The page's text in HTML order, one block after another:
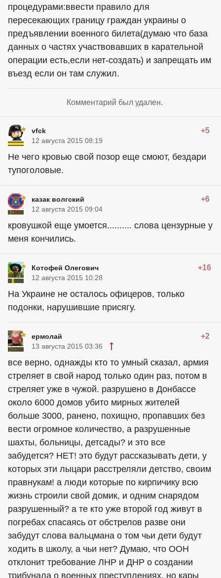
процедурами:ввести правило для
пересекающих границу граждан украины о
предъявлении военного билета(думаю что база
данных о частях участвовавших в карательной
операции есть,если нет-создать) и запрещать им
въезд если он там служил.
Комментарий был удален.
vfck +5
12 августа 2015 08:19
Не чего кровью свой позор еще смоют, бездари
тупоголовые.
казак волгский +6
12 августа 2015 09:04
кровушкой еще умоется.......... слова цензурные у
меня кончились.
Котофей Олегович +16
12 августа 2015 10:28
На Украине не осталось офицеров, только
подонки, нарушившие присягу.
ермолай +2
13 августа 2015 03:36
все верно, однажды кто то умный сказал, армия
стреляет в свой народ только один раз, потом в
стреляет уже в чужой. разрушено в Донбассе
около 6000 домов убито мирных жителей
больше 3000, ранено, похищно, пропавших без
вести огромное количество, а разрушенные
шахты, больницы, детсады? и это все
забудется? НЕТ! это будут рассказывать дети, у
которых эти лыцари расстреляли детство, своим
правнукам! а люди которые по кирпичику всю
жизнь строили свой домик, и одним снарядом
разрушенный? а те кто уже второй год живут в
погребах спасаясь от обстрелов разве они
забудут слова вальцмана о том чьи дети будут
ходить в школу, а чьи нет? Думаю, что ООН
отклонит требование ЛНР и ДНР о создании
трибунала о военных преступлениях, но кары